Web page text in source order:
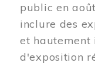
public en
inclure des
et hautement
d'exposition